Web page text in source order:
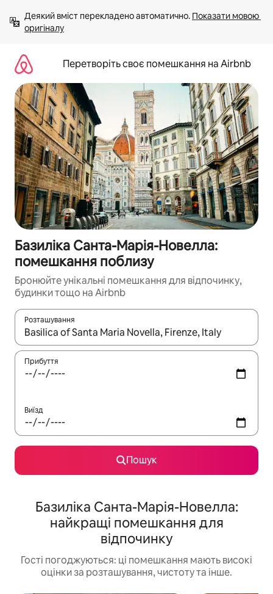
вмісту
Деякий вміст перекладено автоматично. Показати мовою
оригіналу
Перетворіть своє помешкання на Airbnb
Базиліка Санта-Марія-Новелла:
помешкання поблизу
Бронюйте унікальні помешкання для відпочинку,
будинки тощо на Airbnb
Розташування
Отримавши результати пошуку, використовуйте для
Прибуття
Виїзд
Пошук
Базиліка Санта-Марія-Новелла:
найкращі помешкання для
відпочинку
Гості погоджуються: ці помешкання мають високі
оцінки за розташування, чистоту та інше.